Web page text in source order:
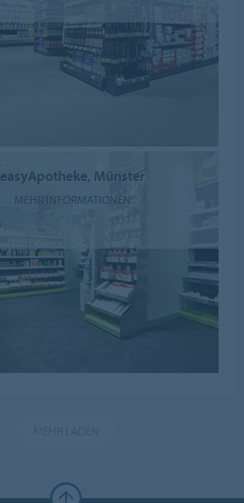
easyApotheke, Münster
MEHR INFORMATIONEN